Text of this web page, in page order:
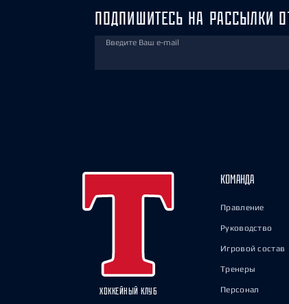
ПОДПИШИТЕСЬ НА РАССЫЛКИ
Введите Ваш e-mail
ХОККЕЙНЫЙ КЛУБ
КОМАНДА
Правление
Руководство
Игровой состав
Тренеры
Персонал